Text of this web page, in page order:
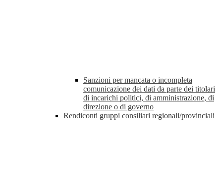
Sanzioni per mancata o incompleta
comunicazione dei dati da parte dei titolari
di incarichi politici, di amministrazione, di
direzione o di governo
Rendiconti gruppi consiliari regionali/provinciali